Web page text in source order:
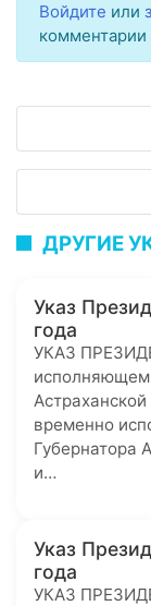
Войдите или
комментарии
ДРУГИЕ
Указ
года
УКАЗ
исполняющем
временно
Губернатора
и…
Указ
года
УКАЗ